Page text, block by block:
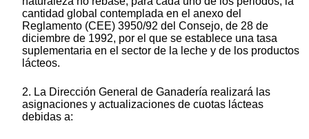
cantidad global contemplada en el anexo del
Reglamento (CEE) 3950/92 del Consejo, de 28 de
diciembre de 1992, por el que se establece una tasa
suplementaria en el sector de la leche y de los productos
lácteos.
2. La Dirección General de Ganadería realizará las
asignaciones y actualizaciones de cuotas lácteas
debidas a: